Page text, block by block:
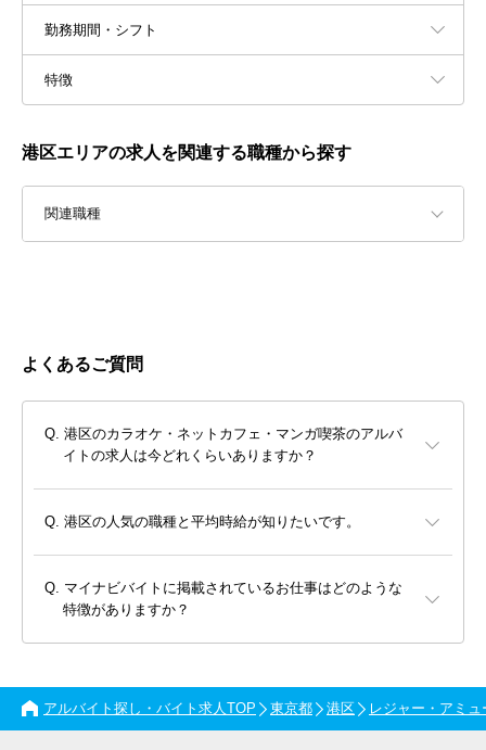
勤務期間・シフト
特徴
港区エリアの求人を関連する職種から探す
関連職種
よくあるご質問
港区のカラオケ・ネットカフェ・マンガ喫茶のアルバ
イトの求人は今どれくらいありますか？
港区の人気の職種と平均時給が知りたいです。
マイナビバイトに掲載されているお仕事はどのような
特徴がありますか？
アルバイト探し・バイト求人TOP 東京都 港区 レジャー・アミ